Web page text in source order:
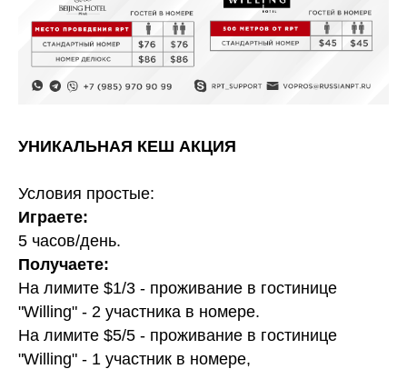
УНИКАЛЬНАЯ КЕШ АКЦИЯ
Условия простые:
Играете:
5 часов/день.
Получаете:
На лимите $1/3 - проживание в гостинице
"Willing" - 2 участника в номере.
На лимите $5/5 - проживание в гостинице
"Willing" - 1 участник в номере,